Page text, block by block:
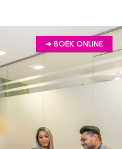
➔ BOEK ONLINE